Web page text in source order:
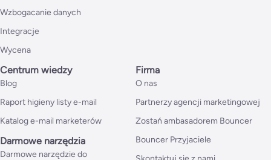
Wzbogacanie danych
Integracje
Wycena
Centrum wiedzy
Blog
Raport higieny listy e-mail
Katalog e-mail marketerów
Darmowe narzędzia
Darmowe narzędzie do
Firma
O nas
Partnerzy agencji marketingowej
Zostań ambasadorem Bouncer
Bouncer Przyjaciele